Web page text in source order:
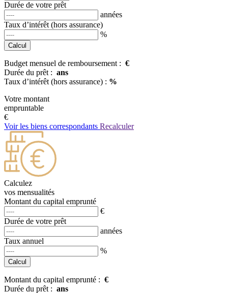
Durée de votre prêt
années
Taux d’intérêt (hors assurance)
%
Budget mensuel de remboursement : €
Durée du prêt : ans
Taux d’intérêt (hors assurance) : %
Votre montant
empruntable
€
Voir les biens correspondants Recalculer
Calculez
vos mensualités
Montant du capital emprunté
€
Durée de votre prêt
années
Taux annuel
%
Montant du capital emprunté : €
Durée du prêt : ans